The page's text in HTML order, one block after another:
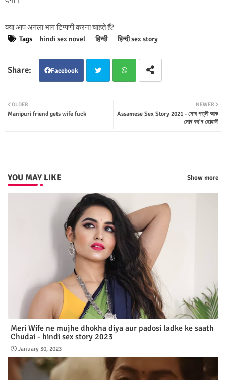
क्या आप अगला भाग टिप्पणी करना चाहते हैं?
Tags hindi sex novel हिन्दी हिन्दी sex story
Facebook
tsap
NEWER
Assamese Sex Story 2021 - মোৰ পত্নী আৰু
মোৰ বছ'ৰ ছোৱালী
OLDER
Manipuri friend gets wife fuck
YOU MAY LIKE Show more
Meri Wife ne mujhe dhokha diya aur padosi ladke ke saath
Chudai - hindi sex story 2023
January 30, 2023